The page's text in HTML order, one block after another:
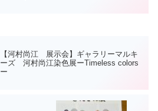
【河村尚江 展示会】ギャラリーマルキ
ーズ 河村尚江染色展ーTimeless colors
ー